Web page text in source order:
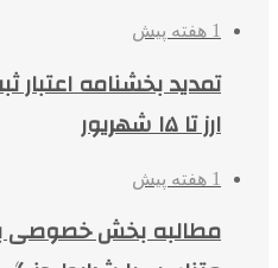
1 هفته پیش
تمدید بخشنامه
ارز تا ۱۵ شهریور
1 هفته پیش
مطالبه بخش خصوصی